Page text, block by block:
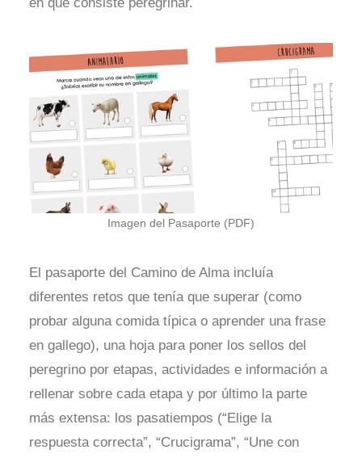
Imagen del Pasaporte (PDF)
El pasaporte del Camino de Alma incluía
diferentes retos que tenía que superar (como
probar alguna comida típica o aprender una frase
en gallego), una hoja para poner los sellos del
peregrino por etapas, actividades e información a
rellenar sobre cada etapa y por último la parte
más extensa: los pasatiempos (“Elige la
respuesta correcta”, “Crucigrama”, “Une con